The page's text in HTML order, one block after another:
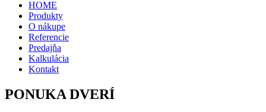
HOME
Produkty
O nákupe
Referencie
Predajňa
Kalkulácia
Kontakt
PONUKA DVERÍ